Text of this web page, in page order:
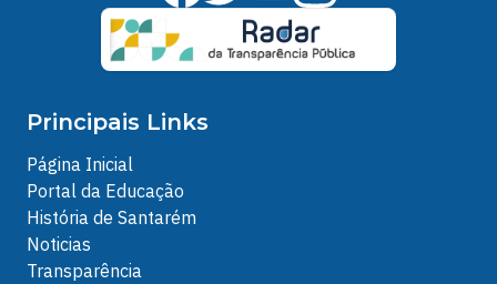
Principais Links
Página Inicial
Portal da Educação
História de Santarém
Noticias
Transparência